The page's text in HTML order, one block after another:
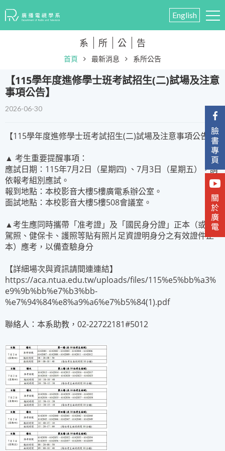
English
系 所 公 告
首頁 最新消息 系所公告
​【115學年度進修學士班考試招生(二)試場及注意
事項公告】
2026-06-30
【115學年度進修學士班考試招生(二)試場及注意事項公告】
▲ 考生重要提醒事項：
應試日期：115年7月2日（星期四) 、7月3日（星期五），請
依報考組別應試。
報到地點：本校影音大樓5樓廣電系辦公室。
面試地點：本校影音大樓5樓508會議室。
▲考生應同時攜帶「准考證」及「國民身分證」正本（或以
駕照、健保卡、護照等貼有照片足資證明身分之有效證件正
本）應考，以備查驗身分
【詳細場次與資訊請間連連結】
https://aca.ntua.edu.tw/uploads/files/115%e5%bb%a3%
e9%9b%bb%e7%b3%bb-
%e7%94%84%e8%a9%a6%e7%b5%84(1).pdf
聯絡人：本系助教，02-22722181#5012